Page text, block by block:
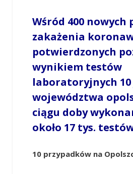
Wśród 400 nowych
zakażenia
potwierdzonych
wynikiem testów
laboratoryjnych 10
województwa
ciągu doby
około 17 tys.
10 przypadków na